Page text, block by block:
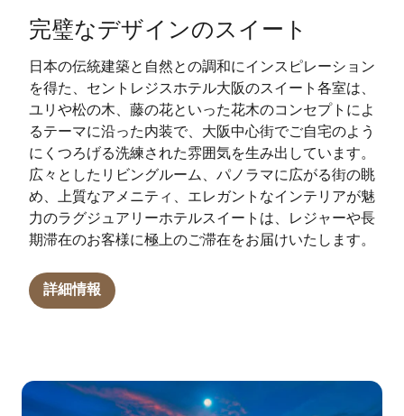
完璧なデザインのスイート
日本の伝統建築と自然との調和にインスピレーション
を得た、セントレジスホテル大阪のスイート各室は、
ユリや松の木、藤の花といった花木のコンセプトによ
るテーマに沿った内装で、大阪中心街でご自宅のよう
にくつろげる洗練された雰囲気を生み出しています。
広々としたリビングルーム、パノラマに広がる街の眺
め、上質なアメニティ、エレガントなインテリアが魅
力のラグジュアリーホテルスイートは、レジャーや長
期滞在のお客様に極上のご滞在をお届けいたします。
詳細情報